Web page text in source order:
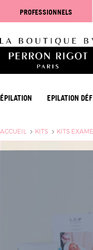
PROFESSIONNELS
ÉPILATION EPILATION
ACCUEIL KITS KITS